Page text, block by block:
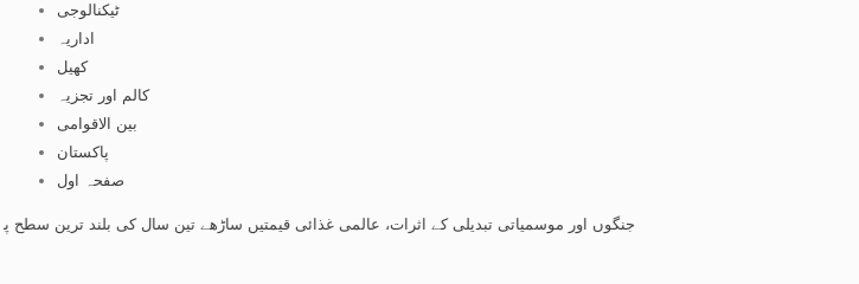
ٹیکنالوجی
اداریہ
کھیل
کالم اور تجزیہ
بین الاقوامی
پاکستان
صفحہ اول
جنگوں اور موسمیاتی تبدیلی کے اثرات، عالمی غذائی قیمتیں ساڑھے تین سال کی بلند ترین سطح پر پہنچ